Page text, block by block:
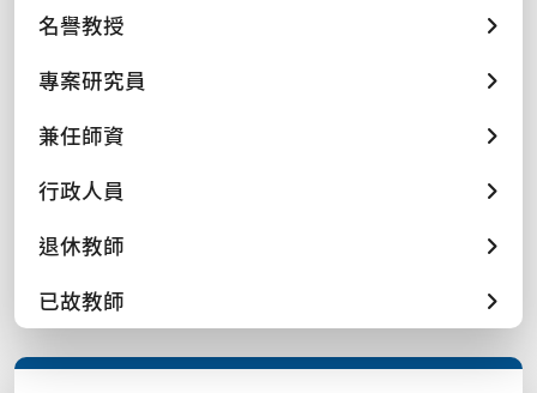
名譽教授
專案研究員
兼任師資
行政人員
退休教師
已故教師